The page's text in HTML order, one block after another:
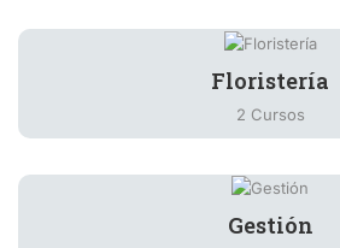
Floristería
2 Cursos
Gestión